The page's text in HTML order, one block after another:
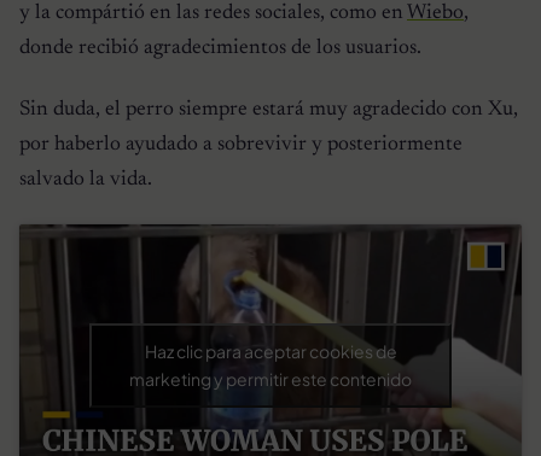
y la compártió en las redes sociales, como en Wiebo,
donde recibió agradecimientos de los usuarios.
Sin duda, el perro siempre estará muy agradecido con Xu,
por haberlo ayudado a sobrevivir y posteriormente
salvado la vida.
Haz clic para aceptar cookies de
marketing y permitir este contenido